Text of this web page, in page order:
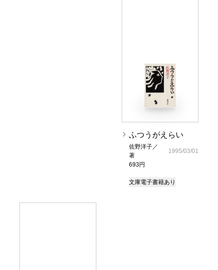
ふつうがえらい
佐野洋子／
著
693円
1995/03/01
文庫電子書籍あり